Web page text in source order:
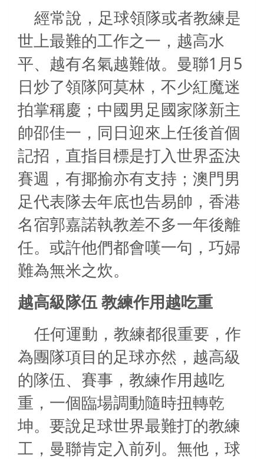
經常說，足球領隊或者教練是
世上最難的工作之一，越高水
平、越有名氣越難做。曼聯1 月 5
日炒了領隊阿莫林，不少紅魔迷
拍掌稱慶；中國男足國家隊新主
帥邵佳一，同日迎來上任後首個
記招，直指目標是打入世界盃決
賽週，有揶揄亦有支持；澳門男
足代表隊去年底也告易帥，香港
名宿郭嘉諾執教差不多一年後離
任。或許他們都會嘆一句，巧婦
難為無米之炊。
越高級隊伍 教練作用越吃重
任何運動，教練都很重要，作
為團隊項目的足球亦然，越高級
的隊伍、賽事，教練作用越吃
重，一個臨場調動隨時扭轉乾
坤。要說足球世界最難打的教練
工，曼聯肯定入前列。無他，球